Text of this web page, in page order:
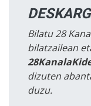
Bilatu 28
bilatzailean
dizuten
duzu.